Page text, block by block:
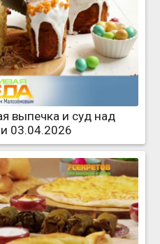
выпечка и суд над
03.04.2026